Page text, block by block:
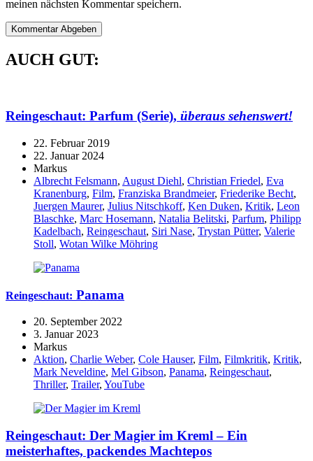
meinen nächsten Kommentar speichern.
AUCH GUT:
Reingeschaut: Parfum (Serie), überaus sehenswert!
22. Februar 2019
22. Januar 2024
Markus
Albrecht Felsmann, August Diehl, Christian Friedel, Eva
Kranenburg, Film, Franziska Brandmeier, Friederike Becht,
Juergen Maurer, Julius Nitschkoff, Ken Duken, Kritik, Leon
Blaschke, Marc Hosemann, Natalia Belitski, Parfum, Philipp
Kadelbach, Reingeschaut, Siri Nase, Trystan Pütter, Valerie
Stoll, Wotan Wilke Möhring
Reingeschaut: Panama
20. September 2022
3. Januar 2023
Markus
Aktion, Charlie Weber, Cole Hauser, Film, Filmkritik, Kritik,
Mark Neveldine, Mel Gibson, Panama, Reingeschaut,
Thriller, Trailer, YouTube
Reingeschaut: Der Magier im Kreml – Ein
meisterhaftes, packendes Machtepos